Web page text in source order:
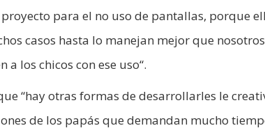
para el no uso de pantallas, porque
casos hasta lo manejan mejor que
a los chicos con ese uso“.
“hay otras formas de desarrollarles le
de los papás que demandan mucho